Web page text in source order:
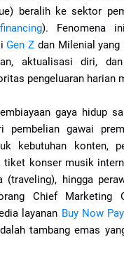
beralih ke sektor
). Fenomena
Gen Z dan Milenial yang
aktualisasi diri,
pengeluaran harian
gaya hidup
pembelian gawai
kebutuhan konten,
tiket konser musik
(traveling), hingga
Chief Marketing
layanan Buy Now
tambang emas